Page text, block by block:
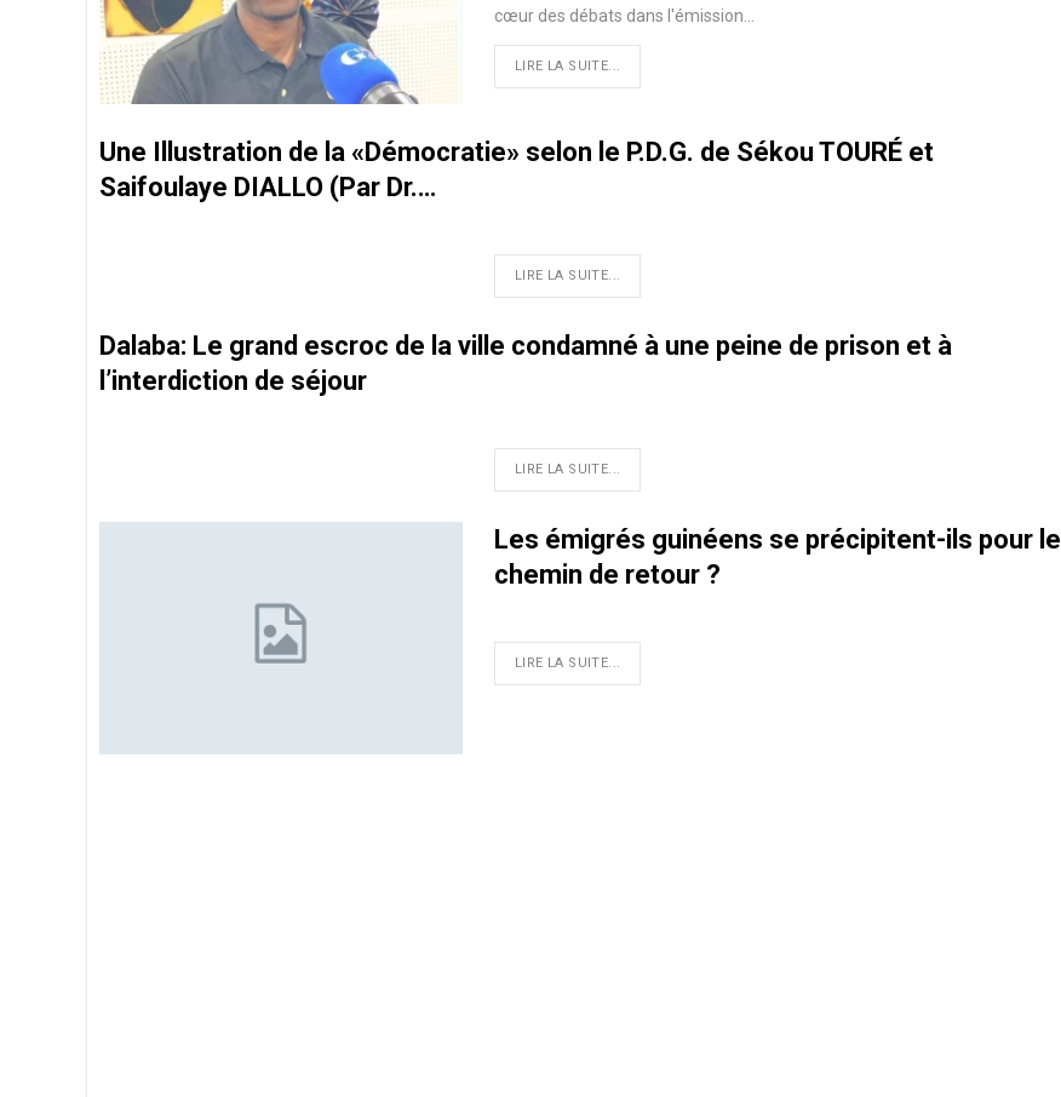
cœur des débats dans l'émission…
LIRE LA SUITE...
Une Illustration de la «Démocratie» selon le P.D.G. de Sékou TOURÉ et
Saifoulaye DIALLO (Par Dr.…
LIRE LA SUITE...
Dalaba: Le grand escroc de la ville condamné à une peine de prison et à
l’interdiction de séjour
LIRE LA SUITE...
Les émigrés guinéens se précipitent-ils pour le
chemin de retour ?
LIRE LA SUITE...